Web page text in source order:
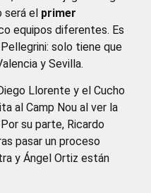
será el primer
equipos diferentes. Es
solo tiene que
y Sevilla.
Llorente y el Cucho
al Camp Nou al ver la
su parte, Ricardo
pasar un proceso
y Ángel Ortiz están